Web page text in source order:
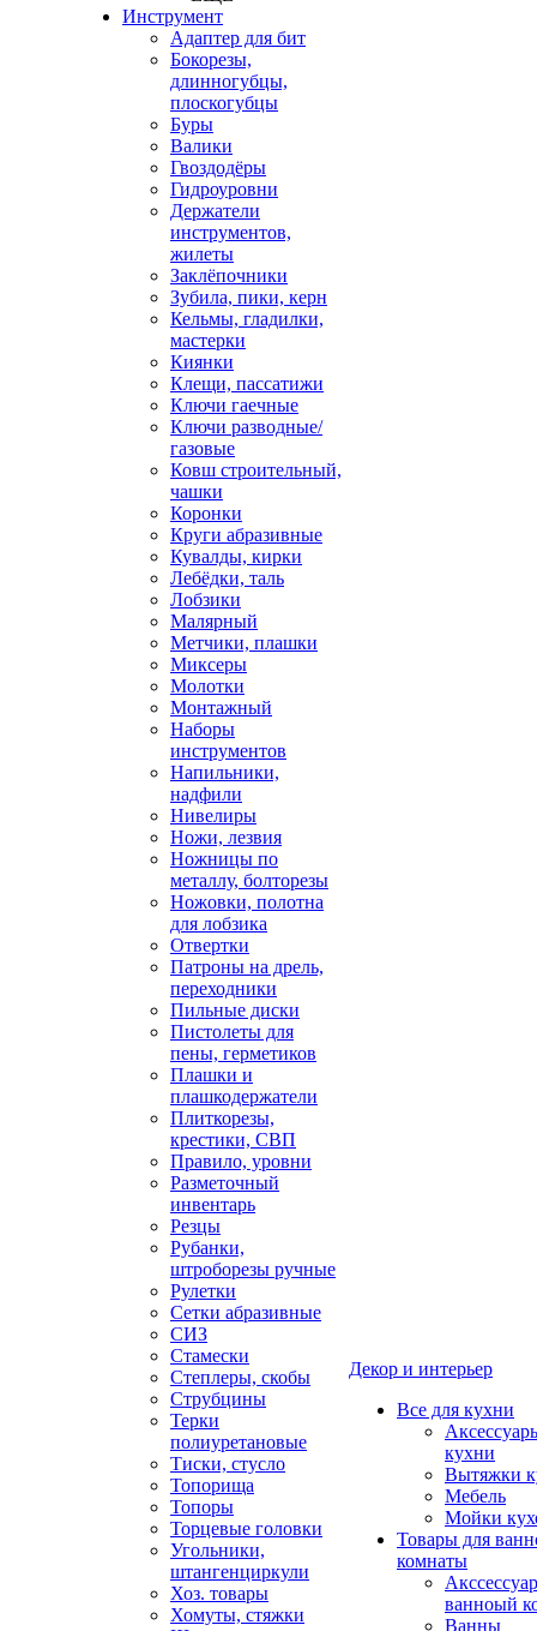
Инструмент
Адаптер для бит
Бокорезы,
длинногубцы,
плоскогубцы
Буры
Валики
Гвоздодёры
Гидроуровни
Держатели
инструментов,
жилеты
Заклёпочники
Зубила, пики, керн
Кельмы, гладилки,
мастерки
Киянки
Клещи, пассатижи
Ключи гаечные
Ключи разводные/
газовые
Ковш строительный,
чашки
Коронки
Круги абразивные
Кувалды, кирки
Лебёдки, таль
Лобзики
Малярный
Метчики, плашки
Миксеры
Молотки
Монтажный
Наборы
инструментов
Напильники,
надфили
Нивелиры
Ножи, лезвия
Ножницы по
металлу, болторезы
Ножовки, полотна
для лобзика
Отвертки
Патроны на дрель,
переходники
Пильные диски
Пистолеты для
пены, герметиков
Плашки и
плашкодержатели
Плиткорезы,
крестики, СВП
Правило, уровни
Разметочный
инвентарь
Резцы
Рубанки,
штроборезы ручные
Рулетки
Сетки абразивные
СИЗ
Стамески
Степлеры, скобы
Струбцины
Терки
полиуретановые
Тиски, стусло
Топорища
Топоры
Торцевые головки
Угольники,
штангенциркули
Хоз. товары
Хомуты, стяжки
Декор и интерьер
Все для кухни
кухни
Вытяжки
Мебель
Мойки
Товары для
комнаты
ванноый
Ванны